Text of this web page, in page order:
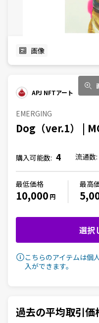
画像
APJ NFTアート
EMERGING
Dog（ver.1） |
購入可能数: 4 流通数:
最低価格
10,000 円
最高
選択
こちらのアイテムは個
入ができます。
過去の平均取引価